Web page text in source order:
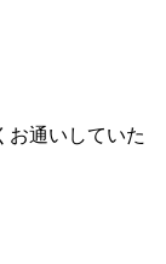
お通いしていた